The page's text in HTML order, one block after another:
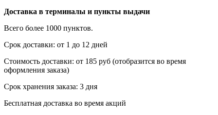
Доставка в терминалы и пункты выдачи
Всего более 1000 пунктов.
Срок доставки: от 1 до 12 дней
Стоимость доставки: от 185 руб (отобразится во время
оформления заказа)
Срок хранения заказа: 3 дня
Бесплатная доставка во время акций